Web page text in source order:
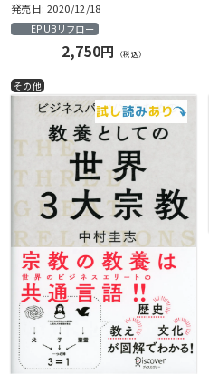
発売日: 2020/12/18
EPUBリフロー
2,750円 （税込）
その他